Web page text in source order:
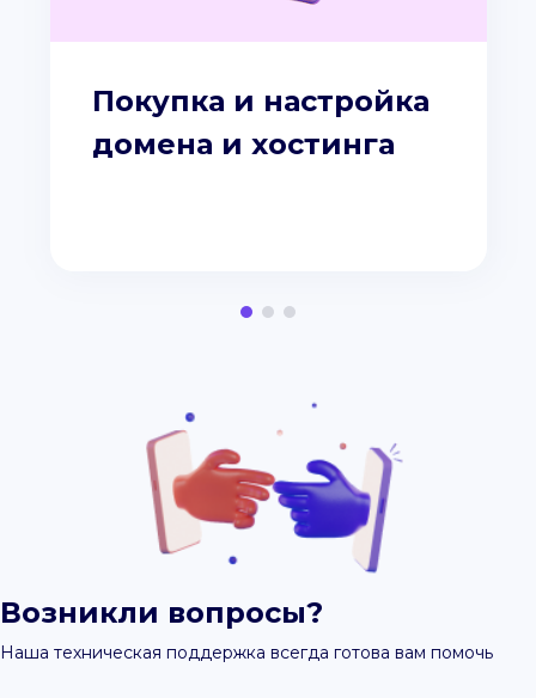
Покупка и настройка
домена и хостинга
Возникли вопросы?
Наша техническая поддержка всегда готова вам помочь